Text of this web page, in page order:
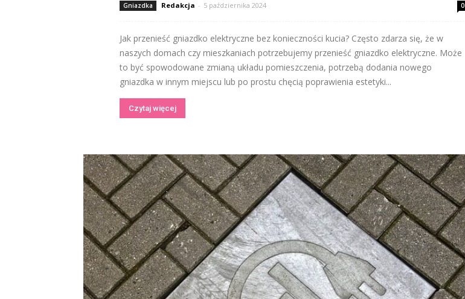
Gniazdka Redakcja - 5 października 2024 0
Jak przenieść gniazdko elektryczne bez konieczności kucia? Często zdarza się, że w
naszych domach czy mieszkaniach potrzebujemy przenieść gniazdko elektryczne. Może
to być spowodowane zmianą układu pomieszczenia, potrzebą dodania nowego
gniazdka w innym miejscu lub po prostu chęcią poprawienia estetyki...
Czytaj więcej